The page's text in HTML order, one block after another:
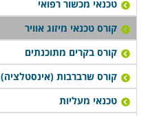
טכנאי מכשור רפואי
קורס טכנאי מיזוג אוויר
קורס בקרים מתוכנתים
קורס שרברבות (אינסטלציה)
טכנאי מעליות